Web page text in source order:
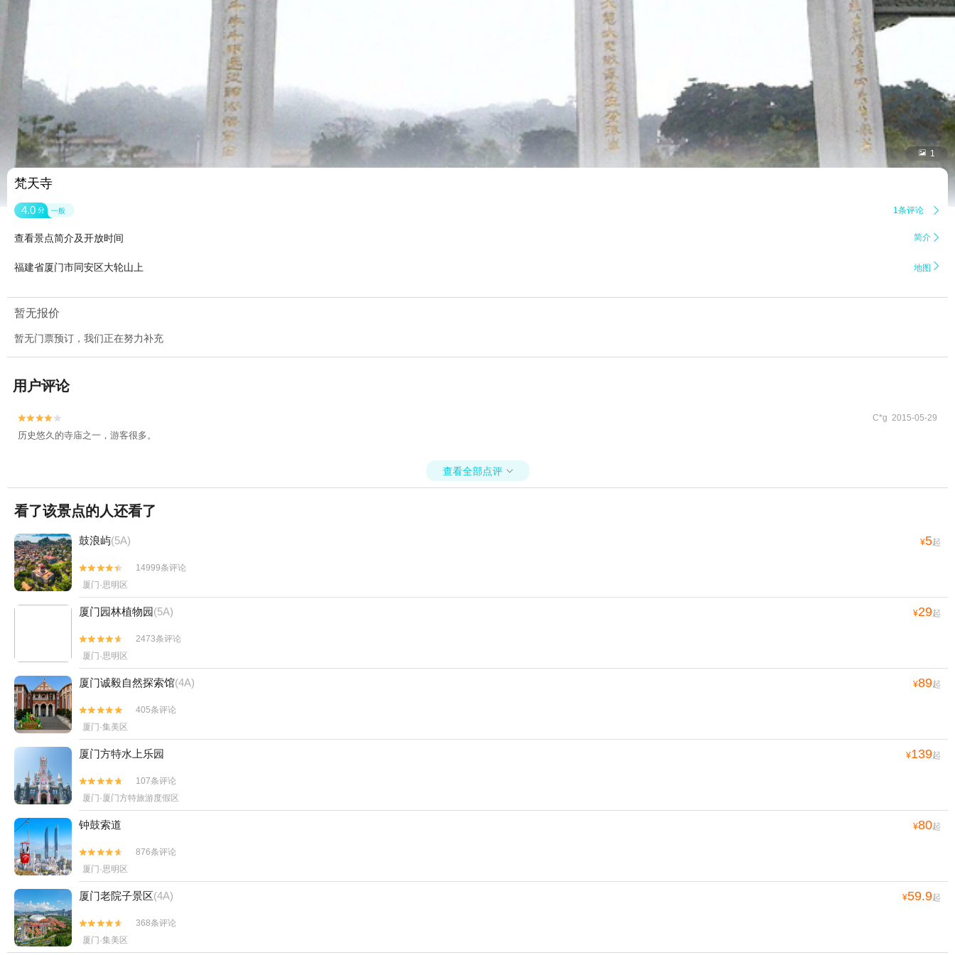
 1
梵天寺
4.0 分 一般 1条评论 
查看景点简介及开放时间 简介 
福建省厦门市同安区大轮山上 地图 
暂无报价
暂无门票预订，我们正在努力补充
用户评论

 C*g 2015-05-29
历史悠久的寺庙之一，游客很多。
查看全部点评 
看了该景点的人还看了
鼓浪屿(5A) ¥5起


14999条评论
厦门·思明区
厦门园林植物园(5A) ¥29起


2473条评论
厦门·思明区
厦门诚毅自然探索馆(4A) ¥89起


405条评论
厦门·集美区
厦门方特水上乐园 ¥139起


107条评论
厦门·厦门方特旅游度假区
钟鼓索道 ¥80起


876条评论
厦门·思明区
厦门老院子景区(4A) ¥59.9起


368条评论
厦门·集美区